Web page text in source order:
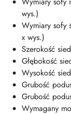
wys.)
Wymiary sofy
x wys.)
Szerokość
Głębokość
Wysokość
Grubość
Grubość
Wymagany